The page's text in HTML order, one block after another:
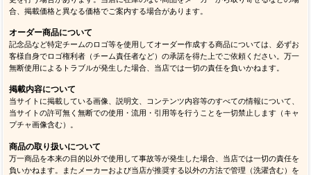
合、掲載価格と異なる価格でご案内する場合があります。
オーダー商品について
記念品など特定チームのロゴ等を使用してオーダー作成する商品については、必ずお
客様自身でロゴ権利者（チーム責任者など）の承諾を得た上でご依頼ください。万一
無断使用によるトラブルが発生した場合、当店では一切の責任を負いかねます。
掲載内容について
当サイトに掲載している画像、説明文、コンテンツ内容等のすべての情報について、
当サイトの許可無く無断での使用・流用・引用等を行うことを一切禁止します（キャ
プチャ画像含む）。
商品の取り扱いについて
万一商品を本来の目的以外で使用して事故等が発生した場合、当店では一切の責任を
負いかねます。またメーカーおよび当店が推奨する以外の方法で管理（洗濯含む）を